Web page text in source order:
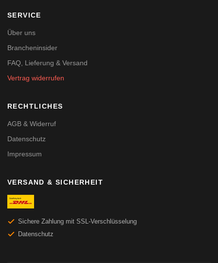
SERVICE
Über uns
Brancheninsider
FAQ, Lieferung & Versand
Vertrag widerrufen
RECHTLICHES
AGB & Widerruf
Datenschutz
Impressum
VERSAND & SICHERHEIT
Sichere Zahlung mit SSL-Verschlüsselung
Datenschutz